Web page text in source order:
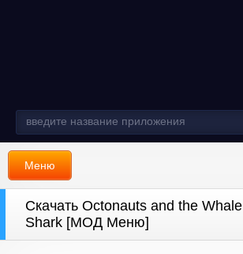
Меню
Скачать Octonauts and the Whale
Shark [МОД Меню]